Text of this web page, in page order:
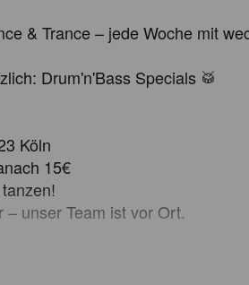
& Trance – jede Woche mit
Drum'n'Bass Specials 🥁
Köln
15€
unser Team ist vor Ort.